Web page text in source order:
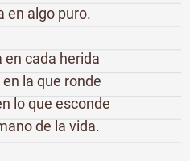
en algo puro.
en cada herida
la que ronde
lo que esconde
de la vida.